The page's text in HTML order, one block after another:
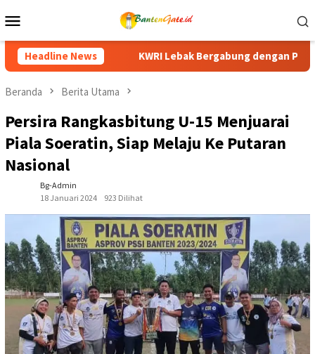
ke
Mobile
Headline News
dengan PPI Gelar Senam Kebugaran HUT ke-81 RI,
Beranda Berita Utama
Persira Rangkasbitung U-15 Menjuarai
Piala Soeratin, Siap Melaju Ke Putaran
Nasional
Bg-Admin
18 Januari 2024
923 Dilihat